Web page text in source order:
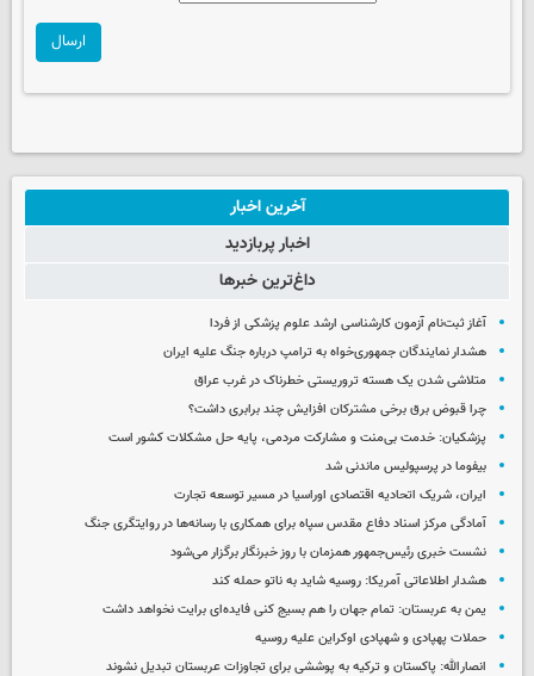
ارسال
آخرین اخبار
اخبار پربازدید
داغ‌ترین خبرها
آغاز ثبت‌نام‌ آزمون کارشناسی ارشد علوم پزشکی از فردا
هشدار نمایندگان جمهوری‌خواه به ترامپ درباره جنگ علیه ایران
متلاشی شدن یک هسته تروریستی خطرناک در غرب عراق
چرا قبوض برق برخی مشترکان افزایش چند برابری داشت؟
پزشکیان: خدمت بی‌منت و مشارکت مردمی، پایه حل مشکلات کشور است
بیفوما در پرسپولیس ماندنی شد
ایران، شریک اتحادیه اقتصادی اوراسیا در مسیر توسعه تجارت
آمادگی مرکز اسناد دفاع مقدس سپاه برای همکاری با رسانه‌ها در روایتگری جنگ
نشست خبری رئیس‌جمهور همزمان با روز خبرنگار برگزار می‌شود
هشدار اطلاعاتی آمریکا: روسیه شاید به ناتو حمله کند
یمن به عربستان: تمام جهان را هم بسیج کنی فایده‌ای برایت نخواهد داشت
حملات پهپادی و شهپادی اوکراین علیه روسیه
انصارالله: پاکستان و ترکیه به پوششی برای تجاوزات عربستان تبدیل نشوند